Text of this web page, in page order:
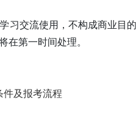
习交流使用，不构成商业目
在第一时间处理。
件及报考流程